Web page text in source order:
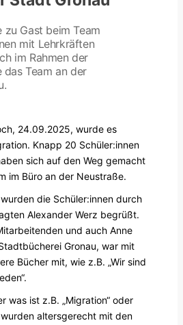
zu Gast beim Team
mit Lehrkräften
im Rahmen der
das Team an der
24.09.2025, wurde es
Knapp 20 Schüler:innen
sich auf den Weg gemacht
im Büro an der Neustraße.
die Schüler:innen durch
Alexander Werz begrüßt.
und auch Anne
Gronau, war mit
Bücher mit, wie z.B. „Wir sind
was ist z.B. „Migration“ oder
altersgerecht mit den